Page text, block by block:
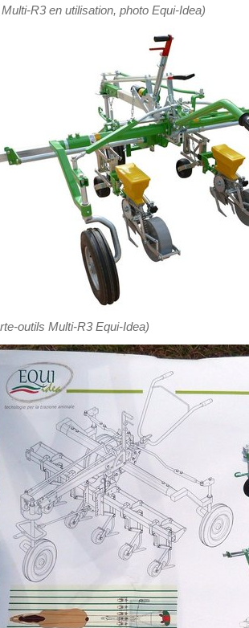
R3 en utilisation, photo Equi-Idea)
outils Multi-R3 Equi-Idea)